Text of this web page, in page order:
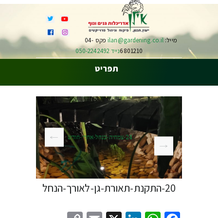
מייל:ilan@gardening.co.il
פקס 04-
6801210נייד 050-2242492
תפריט
24-צמחיה-בנחל-אחרי-חודש
20-התקנת-תאורת-גן-לאורך-הנחל